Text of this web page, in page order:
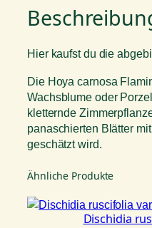
Hier kaufst du die
Die Hoya carnosa
Wachsblume oder
kletternde
panaschierten Blätter
geschätzt wird.
Ähnliche Produkte
Dischidia